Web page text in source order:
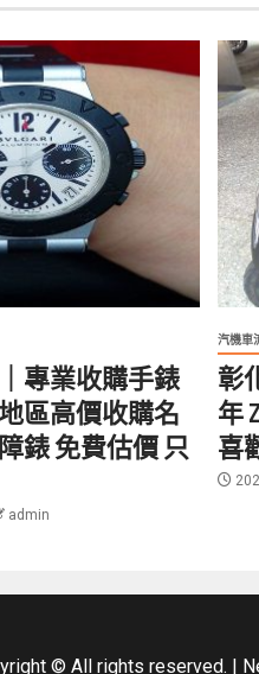
專業收購手錶
區高價收購名
錶 免費估價 只
admin
汽機車
彰
年
喜
© All rights reserved.